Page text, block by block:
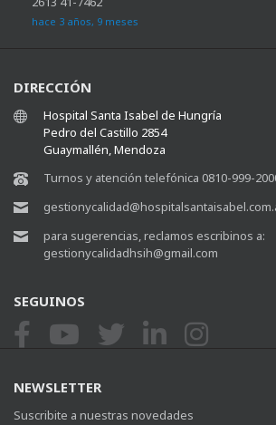
hace 3 años, 9 meses
DIRECCIÓN
Hospital Santa Isabel de Hungría
Pedro del Castillo 2854
Guaymallén, Mendoza
Turnos y atención telefónica 0810-999-
para sugerencias, reclamos escribinos a:
gestionycalidadhsih@gmail.com
SEGUINOS
NEWSLETTER
Suscribite a nuestras novedades